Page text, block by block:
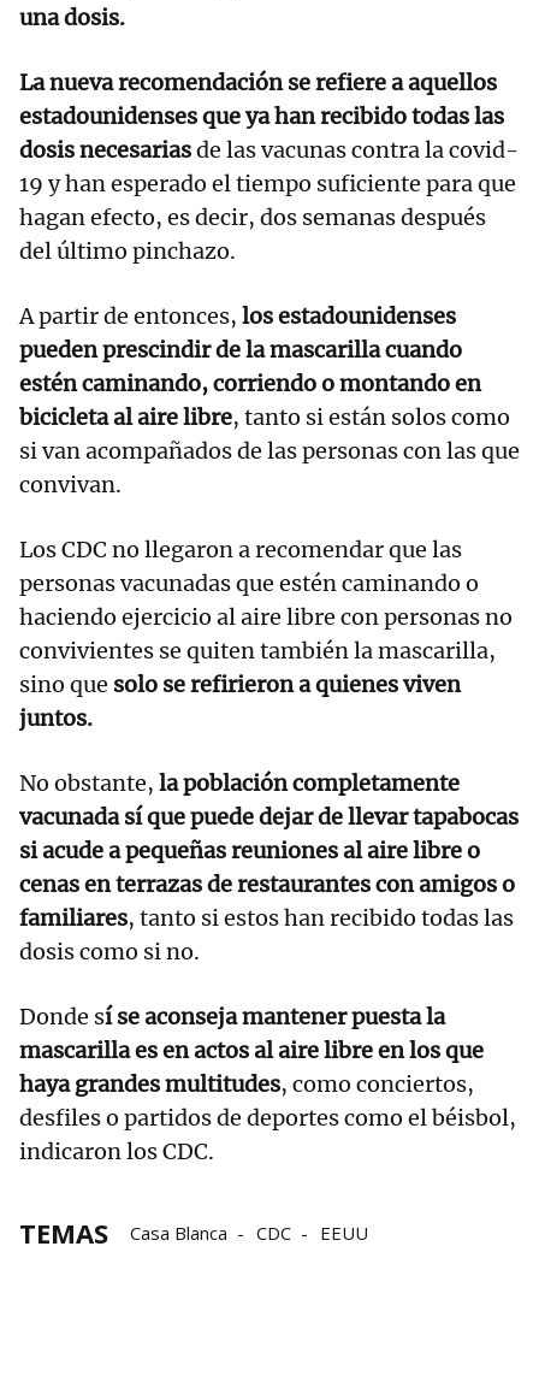
una dosis.
La nueva recomendación se refiere a aquellos
estadounidenses que ya han recibido todas las
dosis necesariasde las vacunas contra la covid-
19 y han esperado el tiempo suficiente para que
hagan efecto, es decir, dos semanas después
del último pinchazo.
A partir de entonces, los estadounidenses
pueden prescindir de la mascarilla cuando
estén caminando, corriendo o montando en
bicicleta al aire libre, tanto si están solos como
si van acompañados de las personas con las que
convivan.
Los CDC no llegaron a recomendar que las
personas vacunadas que estén caminando o
haciendo ejercicio al aire libre con personas no
convivientes se quiten también la mascarilla,
sino que solo se refirieron a quienes viven
juntos.
No obstante, la población completamente
vacunada sí que puede dejar de llevar tapabocas
si acude a pequeñas reuniones al aire libre o
cenas en terrazas de restaurantes con amigos o
familiares, tanto si estos han recibido todas las
dosis como si no.
Donde sí se aconseja mantener puesta la
mascarilla es en actos al aire libre en los que
haya grandes multitudes, como conciertos,
desfiles o partidos de deportes como el béisbol,
indicaron los CDC.
TEMAS Casa Blanca CDC EEUU